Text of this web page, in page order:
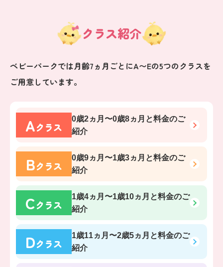
クラス紹介
ベビーパークでは月齢7ヵ月ごとにA〜Eの5つのクラスを
ご用意しています。
Aクラス
0歳2ヵ月〜0歳8ヵ月 と料金のご
紹介
Bクラス
0歳9ヵ月〜1歳3ヵ月 と料金のご
紹介
Cクラス
1歳4ヵ月〜1歳10ヵ月 と料金のご
紹介
Dクラス
1歳11ヵ月〜2歳5ヵ月 と料金のご
紹介